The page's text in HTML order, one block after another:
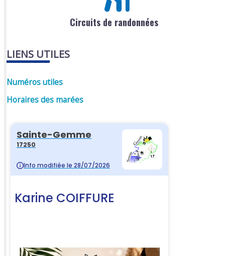
Circuits de randonnées
LIENS UTILES
Numéros utiles
Horaires des marées